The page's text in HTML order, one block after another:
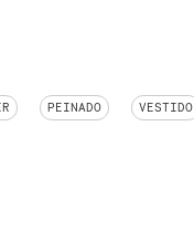
PEINADO VESTIDO